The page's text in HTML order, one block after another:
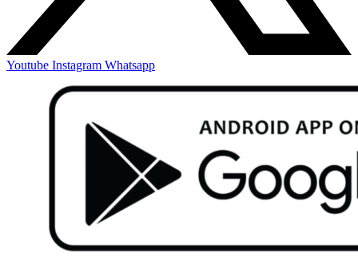
Youtube Instagram Whatsapp